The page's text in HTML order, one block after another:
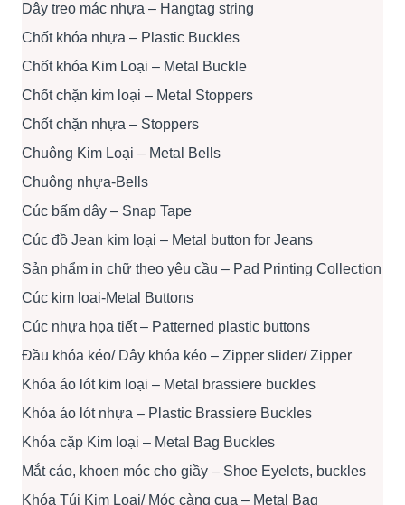
Dây treo mác nhựa – Hangtag string
Chốt khóa nhựa – Plastic Buckles
Chốt khóa Kim Loại – Metal Buckle
Chốt chặn kim loại – Metal Stoppers
Chốt chặn nhựa – Stoppers
Chuông Kim Loại – Metal Bells
Chuông nhựa-Bells
Cúc bấm dây – Snap Tape
Cúc đồ Jean kim loại – Metal button for Jeans
Sản phẩm in chữ theo yêu cầu – Pad Printing Collection
Cúc kim loại-Metal Buttons
Cúc nhựa họa tiết – Patterned plastic buttons
Đầu khóa kéo/ Dây khóa kéo – Zipper slider/ Zipper
Khóa áo lót kim loại – Metal brassiere buckles
Khóa áo lót nhựa – Plastic Brassiere Buckles
Khóa cặp Kim loại – Metal Bag Buckles
Mắt cáo, khoen móc cho giầy – Shoe Eyelets, buckles
Khóa Túi Kim Loại/ Móc càng cua – Metal Bag